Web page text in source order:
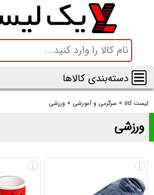
دسته‌بندی کالاها
لیست کالا > سرگرمی و آموزشی > ورزشی
ورزشی
لیست محصولات دسته‌بندی ورزشی + قیمت
i
i